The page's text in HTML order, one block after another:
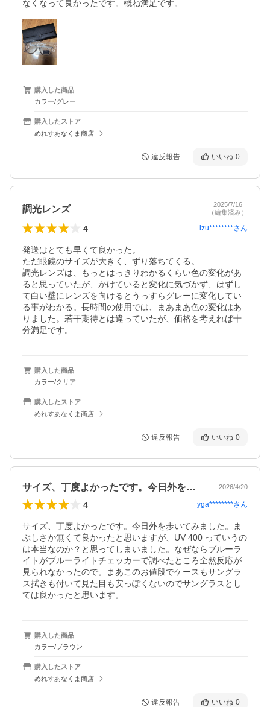
なくなって良かったです。概ね満足です。
購入した商品
カラー/グレー
購入したストア
めれすあなくま商店
違反報告 いいね 0
調光レンズ
2025/7/16
（編集済み）
4 izu********さん
発送はとても早くて良かった。
ただ眼鏡のサイズが大きく、ずり落ちてくる。
調光レンズは、もっとはっきりわかるくらい色の変化があ
ると思っていたが、かけていると変化に気づかず、はずし
て白い壁にレンズを向けるとうっすらグレーに変化してい
る事がわかる。長時間の使用では、まあまあ色の変化はあ
りました。若干期待とは違っていたが、価格を考えれば十
購入した商品
カラー/クリア
購入したストア
めれすあなくま商店
違反報告 いいね 0
サイズ、丁度よかったです。今日外を歩い… 2026/4/20
4 yga********さん
サイズ、丁度よかったです。今日外を歩いてみました。ま
ぶしさか無くて良かったと思いますが、UV 400 っていうの
は本当なのか？と思ってしまいました。なぜならブルーラ
イトがブルーライトチェッカーで調べたところ全然反応が
見られなかったので。まあこのお値段でケースもサングラ
ス拭きも付いて見た目も安っぽくないのでサングラスとし
ては良かったと思います。
購入した商品
カラー/ブラウン
購入したストア
めれすあなくま商店
違反報告 いいね 0